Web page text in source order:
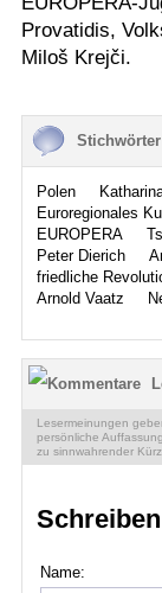
Provatidis,
Miloš Krejči.
Stichwörter
Polen
Euroregionales
EUROPERA
Peter Dierich
friedliche
Arnold Vaatz
Lesermeinungen
persönliche
zu sinnwahrender
Name: